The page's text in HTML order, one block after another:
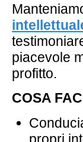
piacevole
profitto.
COSA